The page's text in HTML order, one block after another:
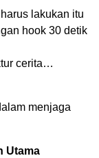
lakukan itu
hook 30 detik
cerita…
menjaga
Utama